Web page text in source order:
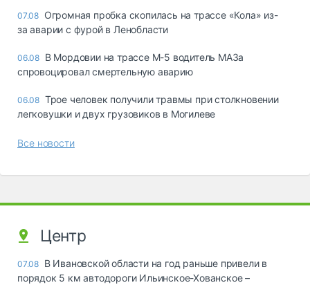
07.08 Огромная пробка скопилась на трассе «Кола» из-
за аварии с фурой в Ленобласти
06.08 В Мордовии на трассе М-5 водитель МАЗа
спровоцировал смертельную аварию
06.08 Трое человек получили травмы при столкновении
легковушки и двух грузовиков в Могилеве
Все новости
Центр
07.08 В Ивановской области на год раньше привели в
порядок 5 км автодороги Ильинское-Хованское –